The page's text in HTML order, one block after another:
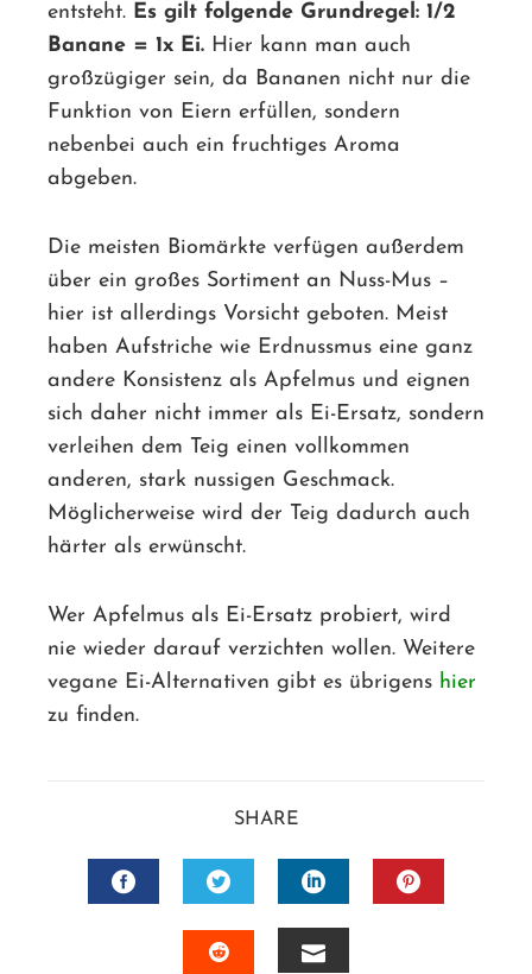
entsteht. Es gilt folgende Grundregel: 1/2
Banane = 1x Ei. Hier kann man auch
großzügiger sein, da Bananen nicht nur die
Funktion von Eiern erfüllen, sondern
nebenbei auch ein fruchtiges Aroma
abgeben.
Die meisten Biomärkte verfügen außerdem
über ein großes Sortiment an Nuss-Mus –
hier ist allerdings Vorsicht geboten. Meist
haben Aufstriche wie Erdnussmus eine ganz
andere Konsistenz als Apfelmus und eignen
sich daher nicht immer als Ei-Ersatz, sondern
verleihen dem Teig einen vollkommen
anderen, stark nussigen Geschmack.
Möglicherweise wird der Teig dadurch auch
härter als erwünscht.
Wer Apfelmus als Ei-Ersatz probiert, wird
nie wieder darauf verzichten wollen. Weitere
vegane Ei-Alternativen gibt es übrigens hier
zu finden.
SHARE
FACEBOOKTWITTERLINKEDIN